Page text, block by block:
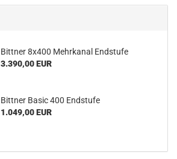
Bittner 8x400 Mehrkanal Endstufe
3.390,00 EUR
Bittner Basic 400 Endstufe
1.049,00 EUR